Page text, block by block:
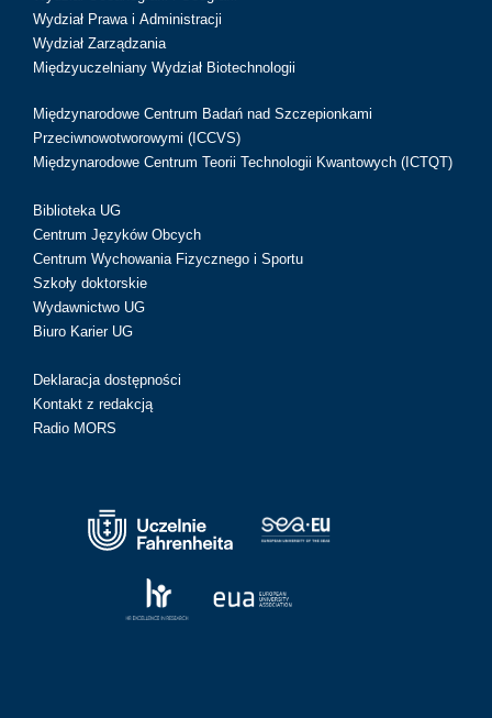
Wydział Prawa i Administracji
Wydział Zarządzania
Międzyuczelniany Wydział Biotechnologii
Międzynarodowe Centrum Badań nad Szczepionkami
Przeciwnowotworowymi (ICCVS)
Międzynarodowe Centrum Teorii Technologii Kwantowych (ICTQT)
Biblioteka UG
Centrum Języków Obcych
Centrum Wychowania Fizycznego i Sportu
Szkoły doktorskie
Wydawnictwo UG
Biuro Karier UG
Deklaracja dostępności
Kontakt z redakcją
Radio MORS